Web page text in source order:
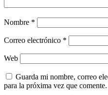
Nombre *
Correo electrónico *
Web
Guarda mi nombre, correo
para la próxima vez que comente.